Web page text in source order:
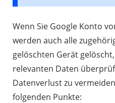
Wenn Sie Google Konto
werden auch alle
gelöschten Gerät
relevanten Daten
Datenverlust zu
folgenden Punkte: